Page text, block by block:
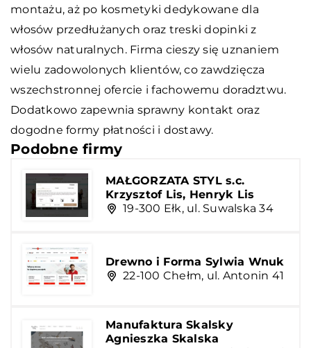
montażu, aż po kosmetyki dedykowane dla
włosów przedłużanych oraz treski dopinki z
włosów naturalnych. Firma cieszy się uznaniem
wielu zadowolonych klientów, co zawdzięcza
wszechstronnej ofercie i fachowemu doradztwu.
Dodatkowo zapewnia sprawny kontakt oraz
dogodne formy płatności i dostawy.
Podobne firmy
MAŁGORZATA STYL s.c.
Krzysztof Lis, Henryk Lis
19-300 Ełk, ul. Suwalska 34
Drewno i Forma Sylwia Wnuk
22-100 Chełm, ul. Antonin 41
Manufaktura Skalsky
Agnieszka Skalska